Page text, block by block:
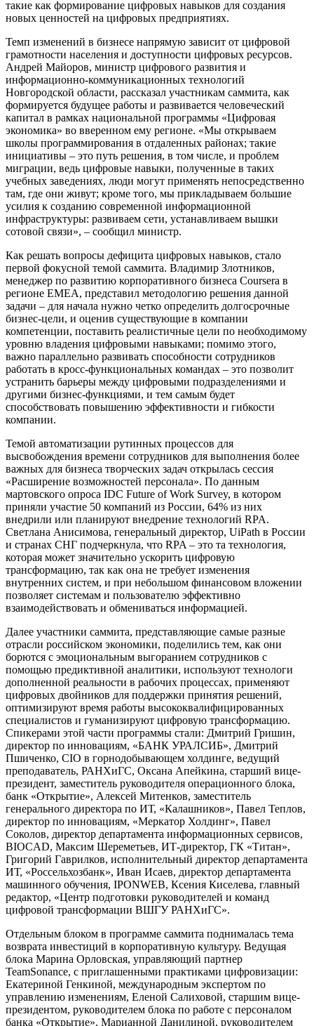
такие как формирование цифровых навыков для создания
новых ценностей на цифровых предприятиях.
Темп изменений в бизнесе напрямую зависит от цифровой
грамотности населения и доступности цифровых ресурсов.
Андрей Майоров, министр цифрового развития и
информационно-коммуникационных технологий
Новгородской области, рассказал участникам саммита, как
формируется будущее работы и развивается человеческий
капитал в рамках национальной программы «Цифровая
экономика» во вверенном ему регионе. «Мы открываем
школы программирования в отдаленных районах; такие
инициативы – это путь решения, в том числе, и проблем
миграции, ведь цифровые навыки, полученные в таких
учебных заведениях, люди могут применять непосредственно
там, где они живут; кроме того, мы прикладываем большие
усилия к созданию современной информационной
инфраструктуры: развиваем сети, устанавливаем вышки
сотовой связи», – сообщил министр.
Как решать вопросы дефицита цифровых навыков, стало
первой фокусной темой саммита. Владимир Злотников,
менеджер по развитию корпоративного бизнеса Coursera в
регионе EMEA, представил методологию решения данной
задачи – для начала нужно четко определить долгосрочные
бизнес-цели, и оценив существующие в компании
компетенции, поставить реалистичные цели по необходимому
уровню владения цифровыми навыками; помимо этого,
важно параллельно развивать способности сотрудников
работать в кросс-функциональных командах – это позволит
устранить барьеры между цифровыми подразделениями и
другими бизнес-функциями, и тем самым будет
способствовать повышению эффективности и гибкости
компании.
Темой автоматизации рутинных процессов для
высвобождения времени сотрудников для выполнения более
важных для бизнеса творческих задач открылась сессия
«Расширение возможностей персонала». По данным
мартовского опроса IDC Future of Work Survey, в котором
приняли участие 50 компаний из России, 64% из них
внедрили или планируют внедрение технологий RPA.
Светлана Анисимова, генеральный директор, UiPath в России
и странах СНГ подчеркнула, что RPA – это та технология,
которая может значительно ускорить цифровую
трансформацию, так как она не требует изменения
внутренних систем, и при небольшом финансовом вложении
позволяет системам и пользователю эффективно
взаимодействовать и обмениваться информацией.
Далее участники саммита, представляющие самые разные
отрасли российском экономики, поделились тем, как они
борются с эмоциональным выгоранием сотрудников с
помощью предиктивной аналитики, используют технологи
дополненной реальности в рабочих процессах, применяют
цифровых двойников для поддержки принятия решений,
оптимизируют время работы высококвалифицированных
специалистов и гуманизируют цифровую трансформацию.
Спикерами этой части программы стали: Дмитрий Гришин,
директор по инновациям, «БАНК УРАЛСИБ», Дмитрий
Пшиченко, CIO в горнодобывающем холдинге, ведущий
преподаватель, РАНХиГС, Оксана Апейкина, старший вице-
президент, заместитель руководителя операционного блока,
банк «Открытие», Алексей Митенков, заместитель
генерального директора по ИТ, «Калашников», Павел Теплов,
директор по инновациям, «Меркатор Холдинг», Павел
Соколов, директор департамента информационных сервисов,
BIOCAD, Максим Шереметьев, ИТ-директор, ГК «Титан»,
Григорий Гаврилков, исполнительный директор департамента
ИТ, «Россельхозбанк», Иван Исаев, директор департамента
машинного обучения, IPONWEB, Ксения Киселева, главный
редактор, «Центр подготовки руководителей и команд
цифровой трансформации ВШГУ РАНХиГС».
Отдельным блоком в программе саммита поднималась тема
возврата инвестиций в корпоративную культуру. Ведущая
блока Марина Орловская, управляющий партнер
TeamSonance, с приглашенными практиками цифровизации:
Екатериной Генкиной, международным экспертом по
управлению изменениям, Еленой Салиховой, старшим вице-
президентом, руководителем блока по работе с персоналом
банка «Открытие», Марианной Данилиной, руководителем